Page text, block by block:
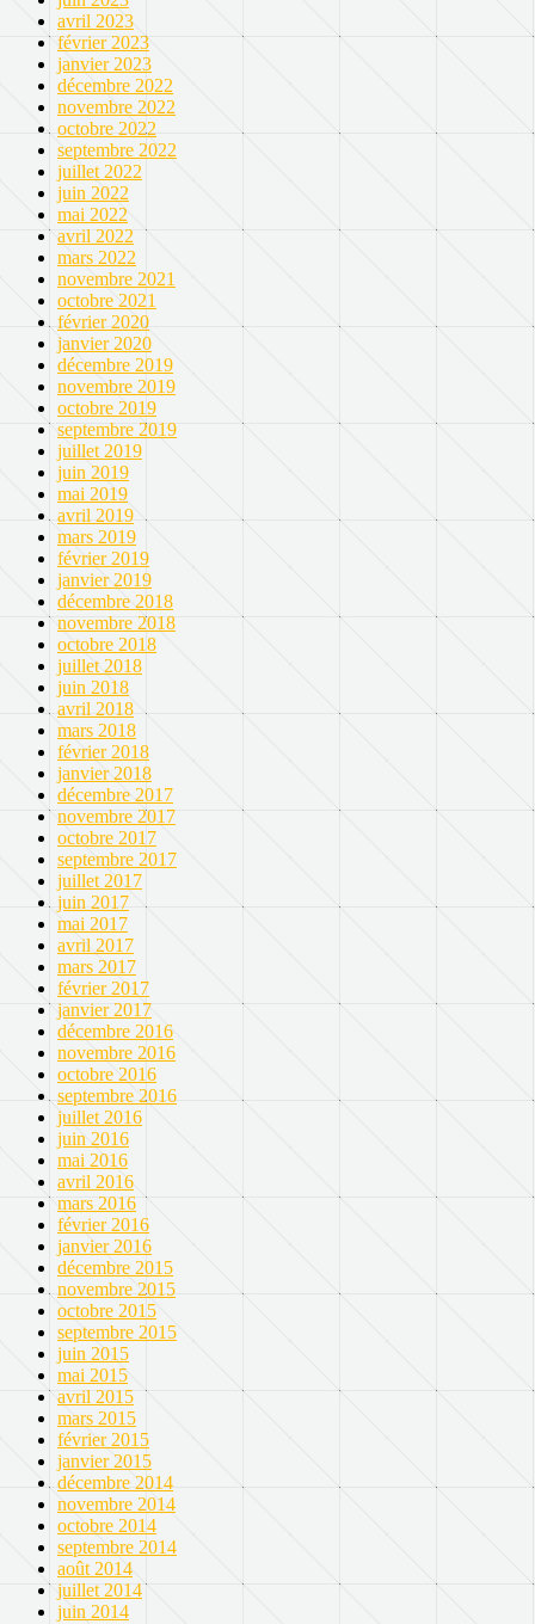
avril 2023
février 2023
janvier 2023
décembre 2022
novembre 2022
octobre 2022
septembre 2022
juillet 2022
juin 2022
mai 2022
avril 2022
mars 2022
novembre 2021
octobre 2021
février 2020
janvier 2020
décembre 2019
novembre 2019
octobre 2019
septembre 2019
juillet 2019
juin 2019
mai 2019
avril 2019
mars 2019
février 2019
janvier 2019
décembre 2018
novembre 2018
octobre 2018
juillet 2018
juin 2018
avril 2018
mars 2018
février 2018
janvier 2018
décembre 2017
novembre 2017
octobre 2017
septembre 2017
juillet 2017
juin 2017
mai 2017
avril 2017
mars 2017
février 2017
janvier 2017
décembre 2016
novembre 2016
octobre 2016
septembre 2016
juillet 2016
juin 2016
mai 2016
avril 2016
mars 2016
février 2016
janvier 2016
décembre 2015
novembre 2015
octobre 2015
septembre 2015
juin 2015
mai 2015
avril 2015
mars 2015
février 2015
janvier 2015
décembre 2014
novembre 2014
octobre 2014
septembre 2014
août 2014
juillet 2014
juin 2014